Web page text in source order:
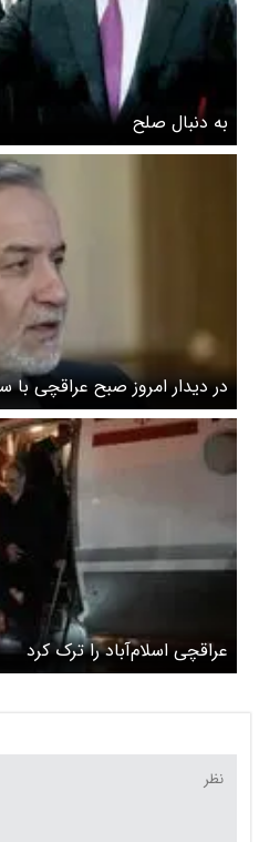
به دنبال صلح
در دیدار امروز صبح عراقچی
عراقچی اسلام‌آباد را ترک کرد